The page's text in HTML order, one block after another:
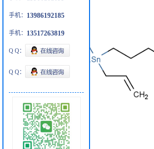
手机： 13986192185
手机： 13517263819
Q Q：
Q Q：